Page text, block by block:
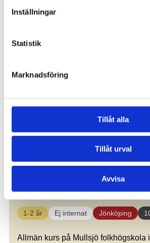
Inställningar
Statistik
Marknadsföring
Tillåt alla
Tillåt urval
Avvisa
Allmän kurs – Jönköping
1-2 år Ej internat Jönköping
Allmän kurs på Mullsjö folkhögskola